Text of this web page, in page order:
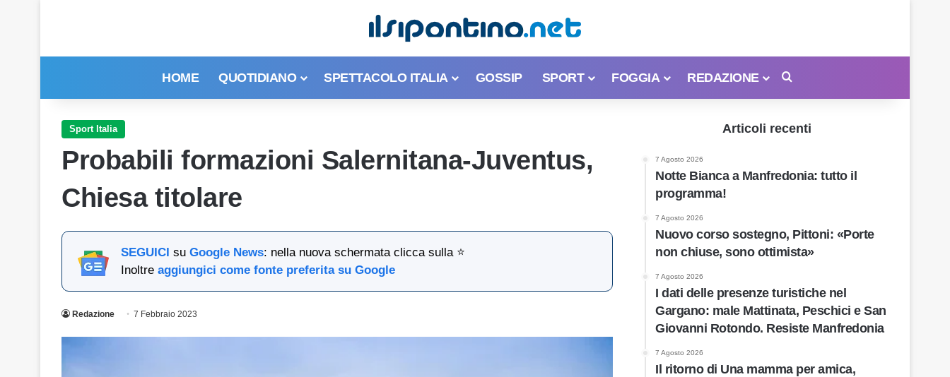
HOME QUOTIDIANO SPETTACOLO ITALIA GOSSIP SPORT FOGGIA REDAZIONE
Sport Italia
Probabili formazioni Salernitana-Juventus,
Chiesa titolare
SEGUICI su Google News: nella nuova schermata clicca sulla ⭐
Inoltre aggiungici come fonte preferita su Google
Redazione 7 Febbraio 2023
Articoli recenti
7 Agosto 2026
Notte Bianca a Manfredonia: tutto il
programma!
7 Agosto 2026
Nuovo corso sostegno, Pittoni: «Porte
non chiuse, sono ottimista»
7 Agosto 2026
I dati delle presenze turistiche nel
Gargano: male Mattinata, Peschici e San
Giovanni Rotondo. Resiste Manfredonia
7 Agosto 2026
Il ritorno di Una mamma per amica,